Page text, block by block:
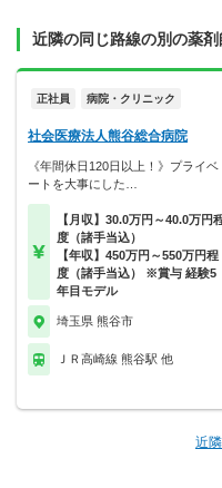
近隣の同じ路線の別の薬剤
正社員 病院・クリニック
社会医療法人熊谷総合病院
《年間休日120日以上！》プライベ
ートを大事にした…
【月収】30.0万円～40.0万円
度（諸手当込）
【年収】450万円～550万円程
度（諸手当込） ※賞与 経験5
年目モデル
埼玉県 熊谷市
ＪＲ高崎線 熊谷駅 他
近